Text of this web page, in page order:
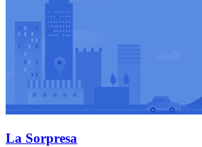
La Sorpresa